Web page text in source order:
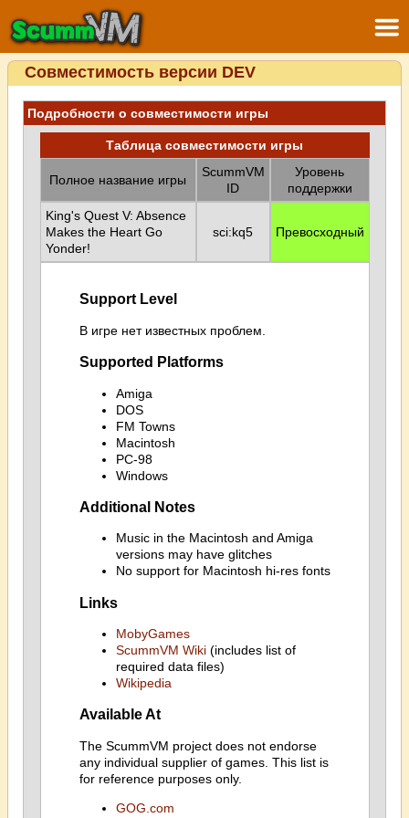
Совместимость версии DEV
Подробности о совместимости игры
Таблица совместимости игры
Полное название игры
ScummVM
ID
Уровень
поддержки
King's Quest V: Absence
Makes the Heart Go
Yonder!
sci:kq5 Превосходный
Support Level
В игре нет известных проблем.
Supported Platforms
Amiga
DOS
FM Towns
Macintosh
PC-98
Windows
Additional Notes
Music in the Macintosh and Amiga
versions may have glitches
No support for Macintosh hi-res fonts
Links
MobyGames
ScummVM Wiki(includes list of
required data files)
Wikipedia
Available At
The ScummVM project does not endorse
any individual supplier of games. This list is
for reference purposes only.
GOG.com